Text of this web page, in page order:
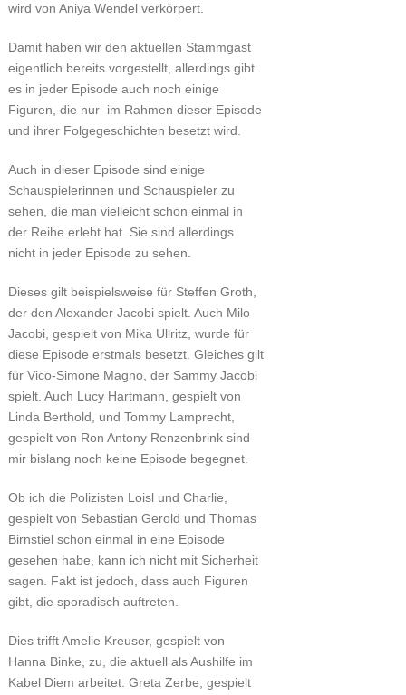
wird von Aniya Wendel verkörpert.
Damit haben wir den aktuellen Stammgast
eigentlich bereits vorgestellt, allerdings gibt
es in jeder Episode auch noch einige
Figuren, die nur im Rahmen dieser Episode
und ihrer Folgegeschichten besetzt wird.
Auch in dieser Episode sind einige
Schauspielerinnen und Schauspieler zu
sehen, die man vielleicht schon einmal in
der Reihe erlebt hat. Sie sind allerdings
nicht in jeder Episode zu sehen.
Dieses gilt beispielsweise für Steffen Groth,
der den Alexander Jacobi spielt. Auch Milo
Jacobi, gespielt von Mika Ullritz, wurde für
diese Episode erstmals besetzt. Gleiches gilt
für Vico-Simone Magno, der Sammy Jacobi
spielt. Auch Lucy Hartmann, gespielt von
Linda Berthold, und Tommy Lamprecht,
gespielt von Ron Antony Renzenbrink sind
mir bislang noch keine Episode begegnet.
Ob ich die Polizisten Loisl und Charlie,
gespielt von Sebastian Gerold und Thomas
Birnstiel schon einmal in eine Episode
gesehen habe, kann ich nicht mit Sicherheit
sagen. Fakt ist jedoch, dass auch Figuren
gibt, die sporadisch auftreten.
Dies trifft Amelie Kreuser, gespielt von
Hanna Binke, zu, die aktuell als Aushilfe im
Kabel Diem arbeitet. Greta Zerbe, gespielt